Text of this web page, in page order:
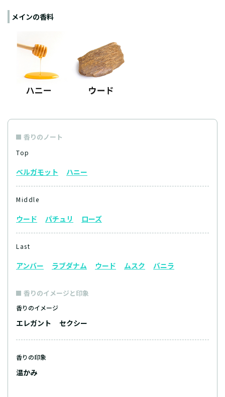
メインの香料
香りのノート
Top
ベルガモット ハニー
Middle
ウード パチュリ ローズ
Last
アンバー ラブダナム ウード ムスク バニラ
香りのイメージと印象
香りのイメージ
エレガント セクシー
香りの印象
温かみ